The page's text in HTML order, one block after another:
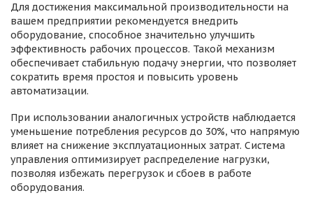
Для достижения максимальной производительности на
вашем предприятии рекомендуется внедрить
оборудование, способное значительно улучшить
эффективность рабочих процессов. Такой механизм
обеспечивает стабильную подачу энергии, что позволяет
сократить время простоя и повысить уровень
автоматизации.
При использовании аналогичных устройств наблюдается
уменьшение потребления ресурсов до 30%, что напрямую
влияет на снижение эксплуатационных затрат. Система
управления оптимизирует распределение нагрузки,
позволяя избежать перегрузок и сбоев в работе
оборудования.